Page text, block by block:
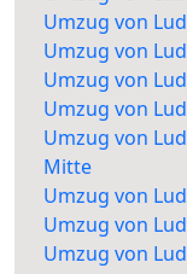
Umzug von
Umzug von
Umzug von
Umzug von
Umzug von
Mitte
Umzug von
Umzug von
Umzug von